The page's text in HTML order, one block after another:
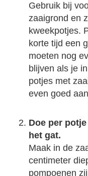
Gebruik bij
zaaigrond en
kweekpotjes.
korte tijd een
moeten nog
blijven als je
potjes met
even goed
Doe per
het gat.
Maak in de
centimeter
pompoenen